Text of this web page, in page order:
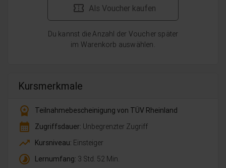
Als Voucher kaufen
Du kannst die Anzahl der Voucher später
im Warenkorb auswählen.
Kursmerkmale
workspace_premium
Teilnahmebescheinigung von TÜV Rheinland
calendar_month Zugriffsdauer: Unbegrenzter Zugriff
trending_up Kursniveau: Einsteiger
timelapse Lernumfang: 3 Std. 52 Min.